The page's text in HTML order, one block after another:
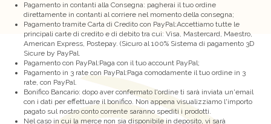
Pagamento in contanti alla Consegna: pagherai il tuo ordine
direttamente in contanti al corriere nel momento della consegna;
Pagamento tramite Carta di Credito con PayPal:Accettiamo tutte le
principali carte di credito e di debito tra cui: Visa, Mastercard, Maestro,
American Express, Postepay. (Sicuro al 100% Sistema di pagamento 3D
Sicure by PayPal.
Pagamento con PayPal:Paga con il tuo account PayPal;
Pagamento in 3 rate con PayPal:Paga comodamente il tuo ordine in 3
rate, con PayPal.
Bonifico Bancario: dopo aver confermato l'ordine ti sarà inviata un'email
con i dati per effettuare il bonifico. Non appena visualizziamo l'importo
pagato sul nostro conto corrente saranno spediti i prodotti.
Nel caso in cui la merce non sia disponibile in deposito, vi sarà